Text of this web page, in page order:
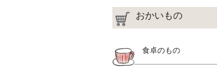
おかいもの
食卓のもの